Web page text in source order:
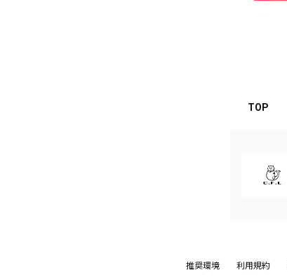
TOP
推奨環境 利用規約